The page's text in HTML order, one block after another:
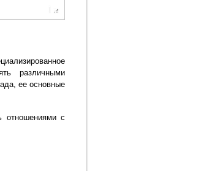
различными
ее основные
отношениями с